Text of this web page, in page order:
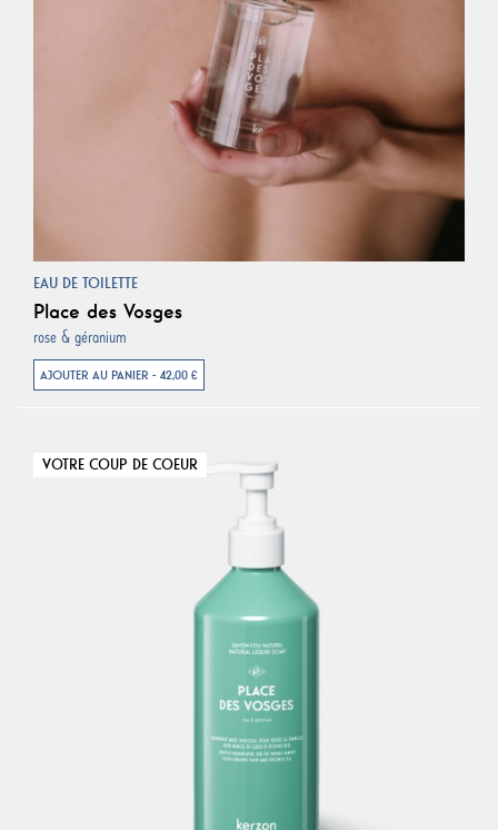
EAU DE TOILETTE
Place des Vosges
rose & géranium
AJOUTER AU PANIER - 42,00 €
VOTRE COUP DE COEUR